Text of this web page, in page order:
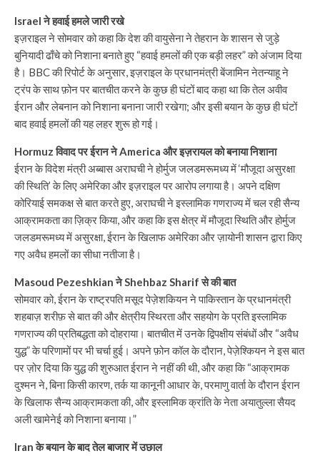
Israel ने हवाई हमले जारी रखे
इज़राइल ने सोमवार को कहा कि देश की वायुसेना ने तेहरान के शासन से जुड़े
बुनियादी ढाँचे को निशाना बनाते हुए “हवाई हमलों की एक बड़ी लहर” को अंजाम दिया
है। BBC की रिपोर्ट के अनुसार, इज़राइल के प्रधानमंत्री बेंजामिन नेतन्याहू ने
ट्रंप के साथ फ़ोन पर बातचीत करने के कुछ ही घंटों बाद कहा था कि तेल अवीव
ईरान और लेबनान को निशाना बनाना जारी रखेगा; और इसी बयान के कुछ ही घंटों
बाद हवाई हमलों की यह लहर शुरू हो गई।
Hormuz विवाद पर ईरान ने America और इज़रायल को बनाया निशाना
ईरान के विदेश मंत्री अब्बास अराघची ने होर्मुज जलडमरूमध्य में ‘मौजूदा असुरक्षा
की स्थिति’ के लिए अमेरिका और इज़राइल पर आरोप लगाया है। अपने दक्षिण
कोरियाई समकक्ष से बात करते हुए, अराघची ने इस्लामिक गणराज्य में चल रही सैन्य
आक्रामकता का ज़िक्र किया, और कहा कि इस क्षेत्र में मौजूदा स्थिति और होर्मुज
जलडमरूमध्य में असुरक्षा, ईरान के खिलाफ अमेरिका और ज़ायोनी शासन द्वारा किए
गए अवैध हमलों का सीधा नतीजा है।
Masoud Pezeshkian ने Shehbaz Sharif से की बात
सोमवार को, ईरान के राष्ट्रपति मसूद पेज़ेशकियन ने पाकिस्तान के प्रधानमंत्री
शहबाज़ शरीफ़ से बात की और क्षेत्रीय स्थिरता और सहयोग के प्रति इस्लामिक
गणराज्य की प्रतिबद्धता को दोहराया। बातचीत में उनके द्विपक्षीय संबंधों और “अवैध
युद्ध” के परिणामों पर भी चर्चा हुई। अपने फ़ोन कॉल के दौरान, पेज़ेश्कियन ने इस बात
पर ज़ोर दिया कि युद्ध की शुरुआत ईरान ने नहीं की थी, और कहा कि “आक्रामक
दुश्मन ने, बिना किसी कारण, तर्क या कानूनी आधार के, परमाणु वार्ता के दौरान ईरान
के खिलाफ सैन्य आक्रामकता की, और इस्लामिक क्रांति के नेता अयातुल्ला सैयद
अली खामेनेई को निशाना बनाया।”
Iran के बयान के बाद तेल बाजार में उछाल